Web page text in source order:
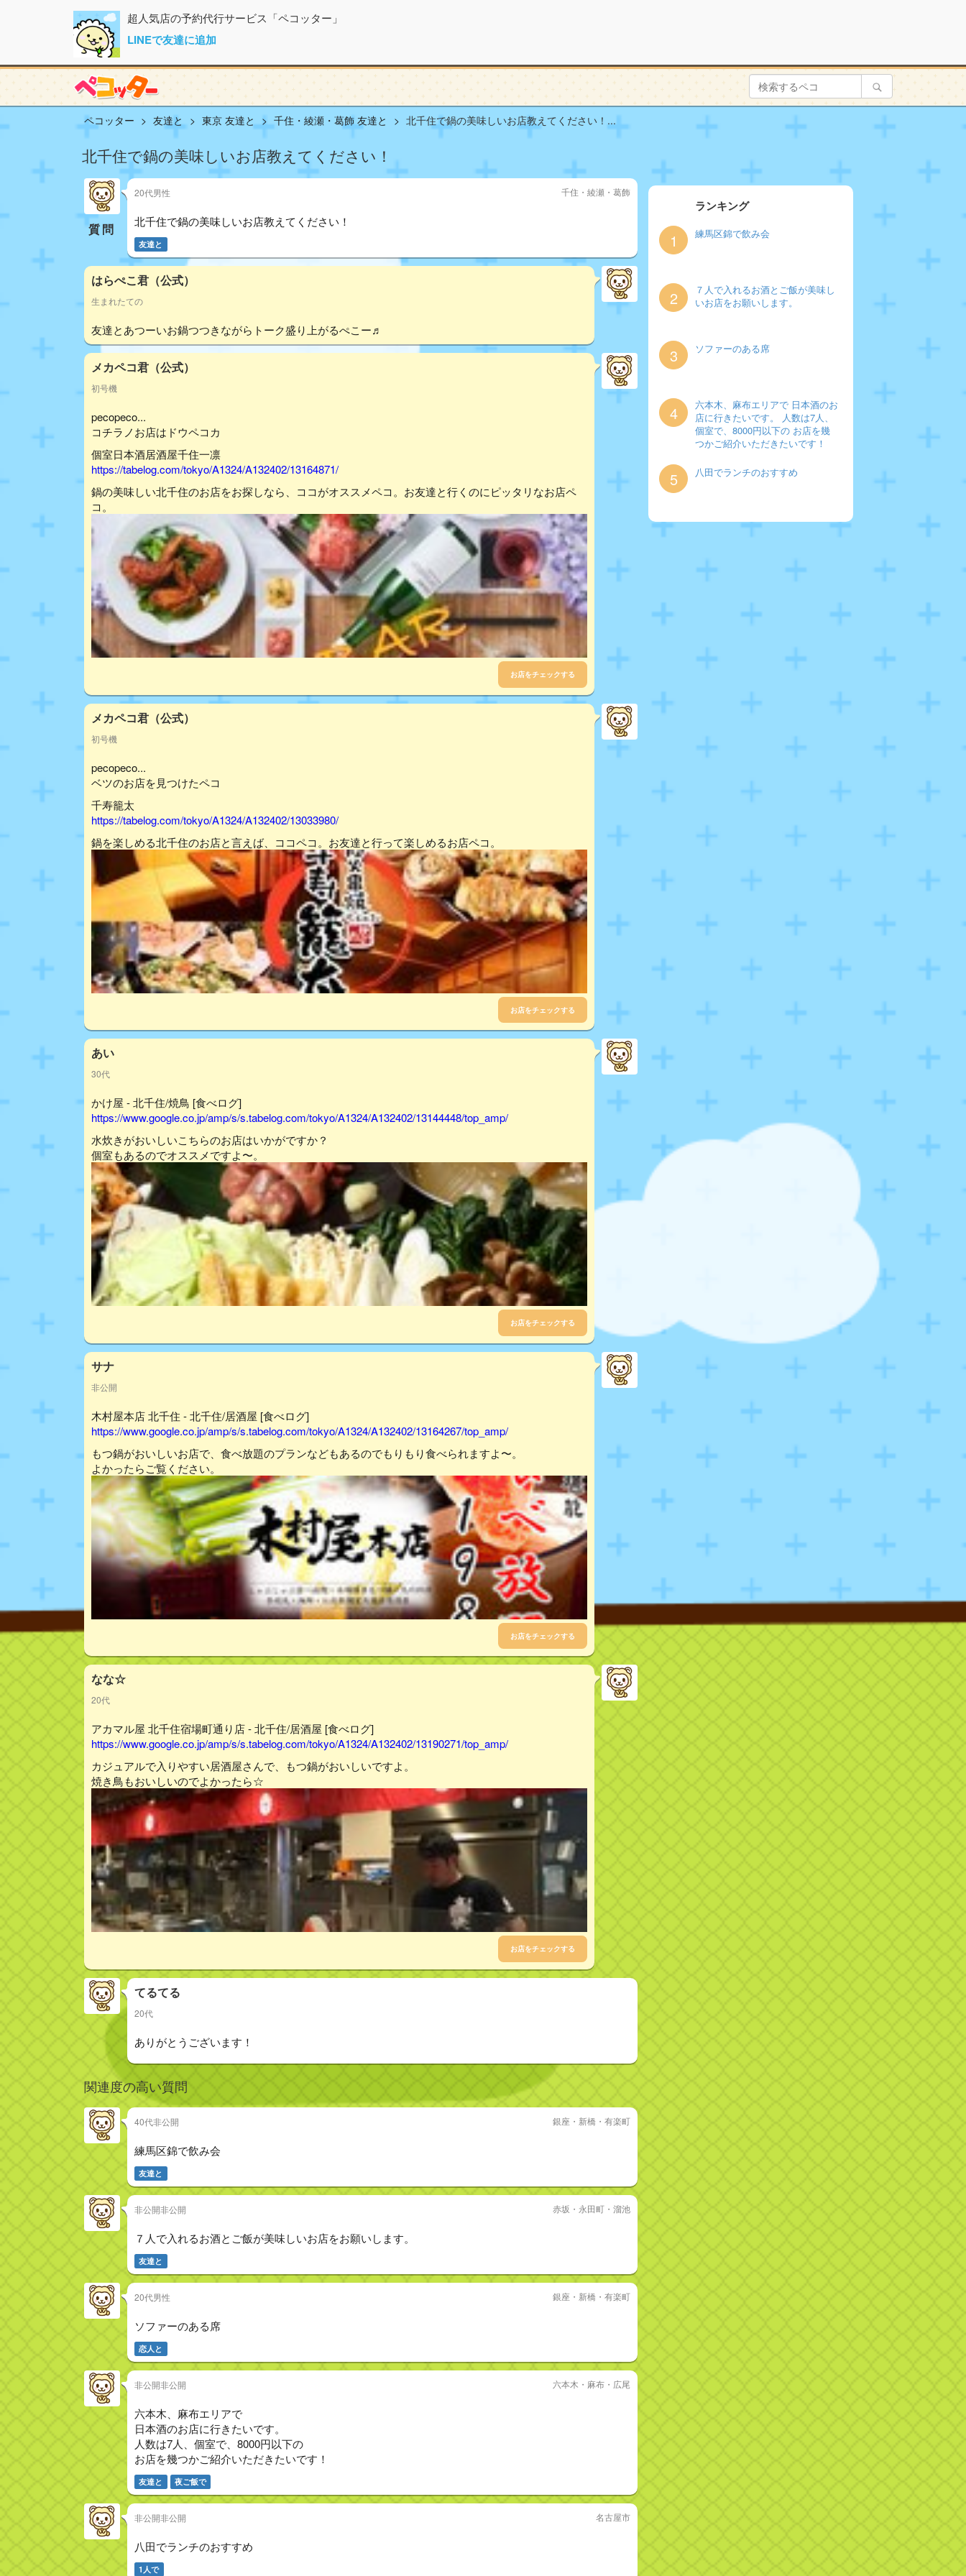
超人気店の予約代行サービス「ペコッター」
LINEで友達に追加
ペコッター 友達と 東京 友達と 千住・綾瀬・葛飾 友達と 北千住で鍋の美味しいお店教えてください！...
北千住で鍋の美味しいお店教えてください！
質問
20代男性 千住・綾瀬・葛飾
北千住で鍋の美味しいお店教えてください！
友達と
はらぺこ君（公式）
生まれたての
友達とあつーいお鍋つつきながらトーク盛り上がるぺこー♬
メカペコ君（公式）
初号機
pecopeco...
コチラノお店はドウペコカ
個室日本酒居酒屋千住一凛
https://tabelog.com/tokyo/A1324/A132402/13164871/
鍋の美味しい北千住のお店をお探しなら、ココがオススメペコ。お友達と行くのにピッタリなお店ペ
コ。
お店をチェックする
メカペコ君（公式）
初号機
pecopeco...
ベツのお店を見つけたペコ
千寿籠太
https://tabelog.com/tokyo/A1324/A132402/13033980/
鍋を楽しめる北千住のお店と言えば、ココペコ。お友達と行って楽しめるお店ペコ。
お店をチェックする
あい
30代
かけ屋 - 北千住/焼鳥 [食べログ]
https://www.google.co.jp/amp/s/s.tabelog.com/tokyo/A1324/A132402/13144448/top_amp/
水炊きがおいしいこちらのお店はいかがですか？
個室もあるのでオススメですよ〜。
お店をチェックする
サナ
非公開
木村屋本店 北千住 - 北千住/居酒屋 [食べログ]
https://www.google.co.jp/amp/s/s.tabelog.com/tokyo/A1324/A132402/13164267/top_amp/
もつ鍋がおいしいお店で、食べ放題のプランなどもあるのでもりもり食べられますよ〜。
よかったらご覧ください。
お店をチェックする
なな☆
20代
アカマル屋 北千住宿場町通り店 - 北千住/居酒屋 [食べログ]
https://www.google.co.jp/amp/s/s.tabelog.com/tokyo/A1324/A132402/13190271/top_amp/
カジュアルで入りやすい居酒屋さんで、もつ鍋がおいしいですよ。
焼き鳥もおいしいのでよかったら☆
お店をチェックする
てるてる
20代
ありがとうございます！
関連度の高い質問
40代非公開 銀座・新橋・有楽町
練馬区錦で飲み会
友達と
非公開非公開 赤坂・永田町・溜池
７人で入れるお酒とご飯が美味しいお店をお願いします。
友達と
20代男性 銀座・新橋・有楽町
ソファーのある席
恋人と
非公開非公開 六本木・麻布・広尾
六本木、麻布エリアで
日本酒のお店に行きたいです。
人数は7人、個室で、8000円以下の
お店を幾つかご紹介いただきたいです！
友達と 夜ご飯で
非公開非公開 名古屋市
八田でランチのおすすめ
1人で
ランキング
1 練馬区錦で飲み会
2
７人で入れるお酒とご飯が美味し
いお店をお願いします。
3 ソファーのある席
4
六本木、麻布エリアで 日本酒のお
店に行きたいです。 人数は7人、
個室で、8000円以下の お店を幾
つかご紹介いただきたいです！
5 八田でランチのおすすめ